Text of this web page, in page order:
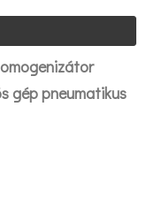
gép pneumatikus